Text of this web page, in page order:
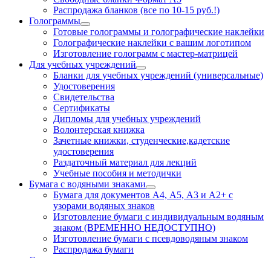
Распродажа бланков (все по 10-15 руб.!)
Голограммы
Готовые голограммы и голографические наклейки
Голографические наклейки с вашим логотипом
Изготовление голограмм с мастер-матрицей
Для учебных учреждений
Бланки для учебных учреждений (универсальные)
Удостоверения
Свидетельства
Сертификаты
Дипломы для учебных учреждений
Волонтерская книжка
Зачетные книжки, студенческие,кадетские
удостоверения
Раздаточный материал для лекций
Учебные пособия и методички
Бумага с водяными знаками
Бумага для документов А4, А5, А3 и А2+ с
узорами водяных знаков
Изготовление бумаги с индивидуальным водяным
знаком (ВРЕМЕННО НЕДОСТУПНО)
Изготовление бумаги с псевдоводяным знаком
Распродажа бумаги